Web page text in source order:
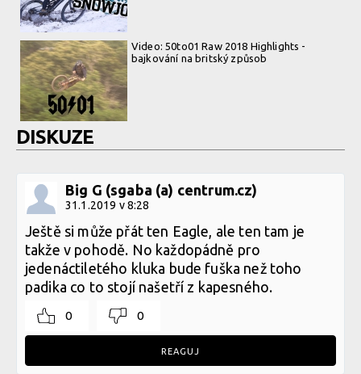
Video: 50to01 Raw 2018 Highlights -
bajkování na britský způsob
DISKUZE
Big G (sgaba (a) centrum.cz)
31.1.2019 v 8:28
Ještě si může přát ten Eagle, ale ten tam je
takže v pohodě. No každopádně pro
jedenáctiletého kluka bude fuška než toho
padika co to stojí našetří z kapesného.
0 0
REAGUJ